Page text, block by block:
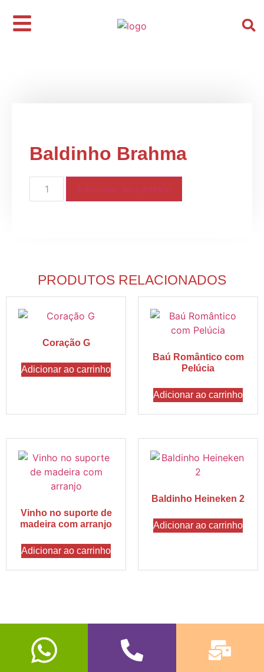
Baldinho Brahma
Adicionar ao carrinho
PRODUTOS RELACIONADOS
Coração G
Adicionar ao carrinho
Baú Romântico com
Pelúcia
Adicionar ao carrinho
Vinho no suporte de
madeira com arranjo
Adicionar ao carrinho
Baldinho Heineken 2
Adicionar ao carrinho